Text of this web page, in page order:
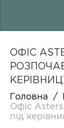
ОФІС
Головна /
Офіс
під